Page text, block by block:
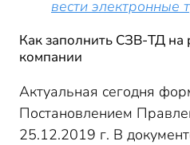
вести электронные
Как заполнить СЗВ-ТД на
компании
Актуальная сегодня
Постановлением
25.12.2019 г. В